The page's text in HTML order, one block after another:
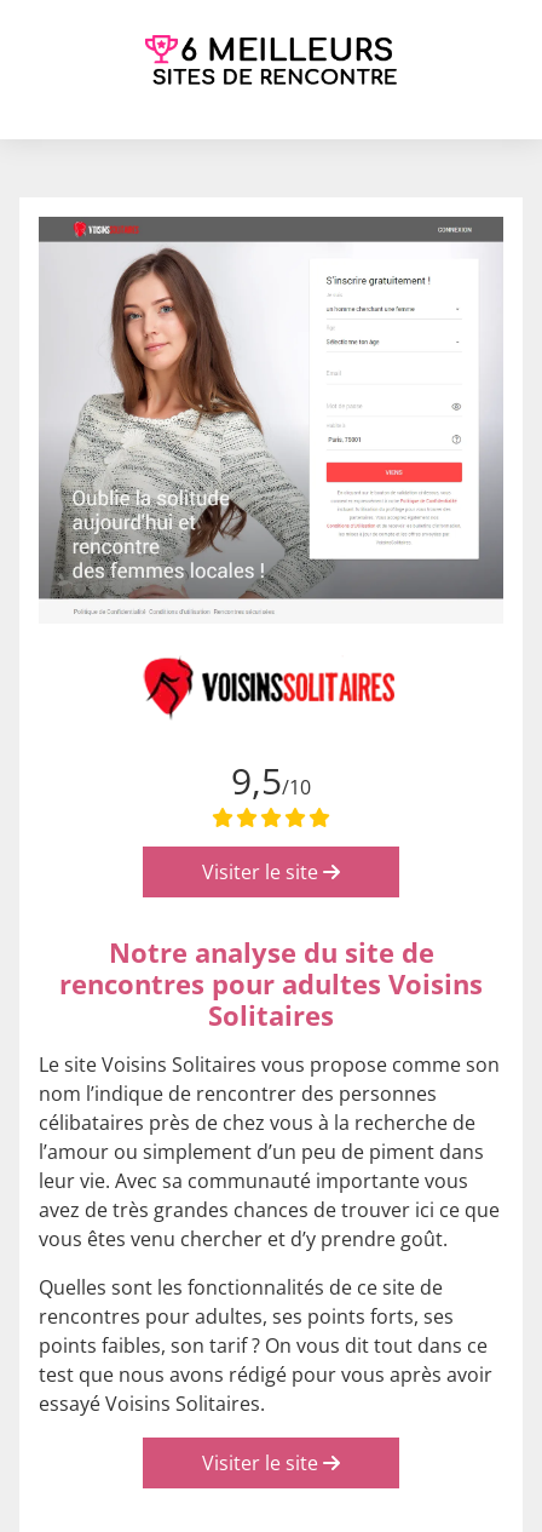
9,5/10
Visiter le site
Notre analyse du site de
rencontres pour adultes Voisins
Solitaires
Le site Voisins Solitaires vous propose comme son
nom l’indique de rencontrer des personnes
célibataires près de chez vous à la recherche de
l’amour ou simplement d’un peu de piment dans
leur vie. Avec sa communauté importante vous
avez de très grandes chances de trouver ici ce que
vous êtes venu chercher et d’y prendre goût.
Quelles sont les fonctionnalités de ce site de
rencontres pour adultes, ses points forts, ses
points faibles, son tarif ? On vous dit tout dans ce
test que nous avons rédigé pour vous après avoir
essayé Voisins Solitaires.
Visiter le site